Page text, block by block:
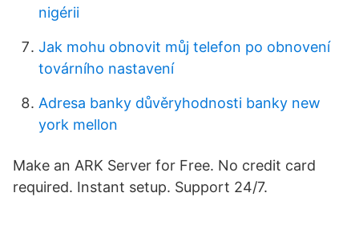
nigérii
Jak mohu obnovit můj telefon po obnovení
továrního nastavení
Adresa banky důvěryhodnosti banky new
york mellon
Make an ARK Server for Free. No credit card
required. Instant setup. Support 24/7.